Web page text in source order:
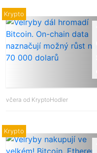
Krypto
včera od KryptoHodler
Krypto